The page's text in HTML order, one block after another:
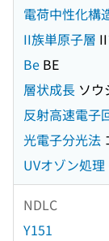
電荷中性化構
II族単原子層
Be BE
層状成長 ソウ
反射高速電子
光電子分光法
UVオゾン処理
NDLC
Y151